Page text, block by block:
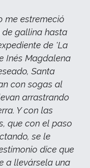
me estremeció
gallina hasta
de 'La
Inés Magdalena
Santa
con sogas al
arrastrando
Y con las
que con el paso
se le
dice que
a llevársela una